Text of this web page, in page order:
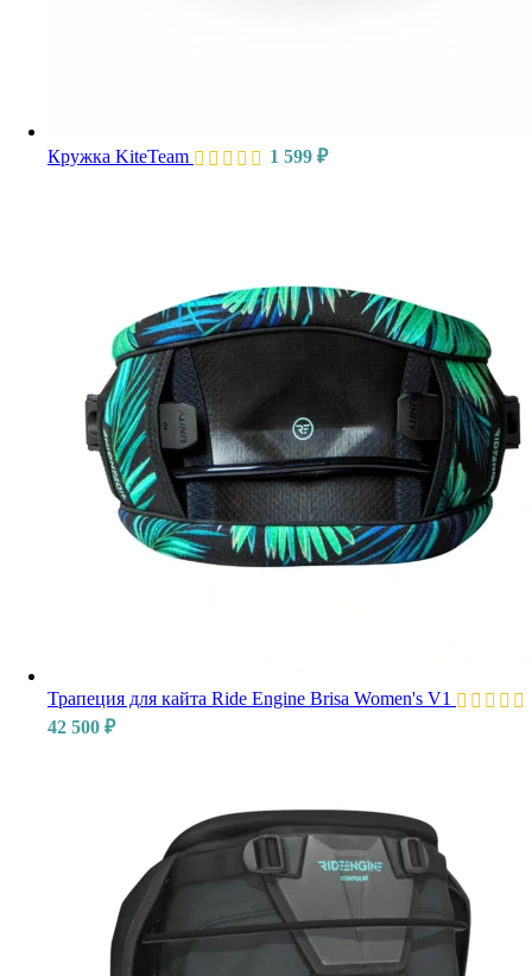
Кружка KiteTeam 1 599 ₽
Трапеция для кайта Ride Engine Brisa Women's V1
42 500 ₽